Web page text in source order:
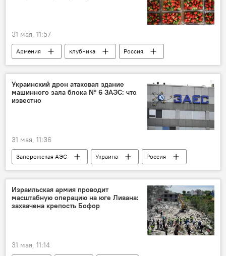
31 мая, 11:57
Армения клубника Россия
Украинский дрон атаковал здание
машинного зала блока № 6 ЗАЭС: что
известно
31 мая, 11:36
Запорожская АЭС Украина Россия
Израильская армия проводит
масштабную операцию на юге Ливана:
захвачена крепость Бофор
31 мая, 11:14